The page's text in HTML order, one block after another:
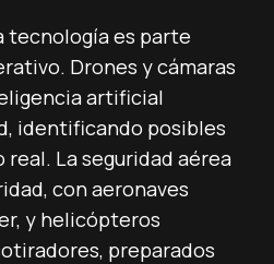
tecnología es parte
Drones y cámaras
artificial
identificando posibles
La seguridad aérea
con aeronaves
y helicópteros
preparados